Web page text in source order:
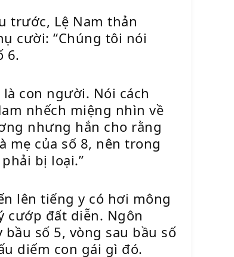
trước, Lệ Nam thản
cười: “Chúng tôi nói
6.
con người. Nói cách
nhếch miệng nhìn về
nhưng hắn cho rằng
mẹ của số 8, nên trong
bị loại.”
lên tiếng y có hơi mông
cướp đất diễn. Ngôn
số 5, vòng sau bầu số
diếm con gái gì đó.